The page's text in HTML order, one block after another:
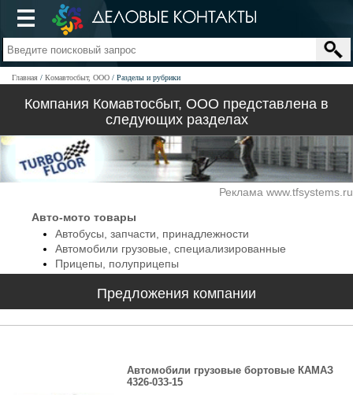
Главная Комавтосбыт, ООО Разделы и рубрики
Компания Комавтосбыт, ООО представлена в
следующих разделах
Реклама www.tfsystems.ru
Авто-мото товары
Автобусы, запчасти, принадлежности
Автомобили грузовые, специализированные
Прицепы, полуприцепы
Предложения компании
Автомобили грузовые бортовые КАМАЗ
4326-033-15